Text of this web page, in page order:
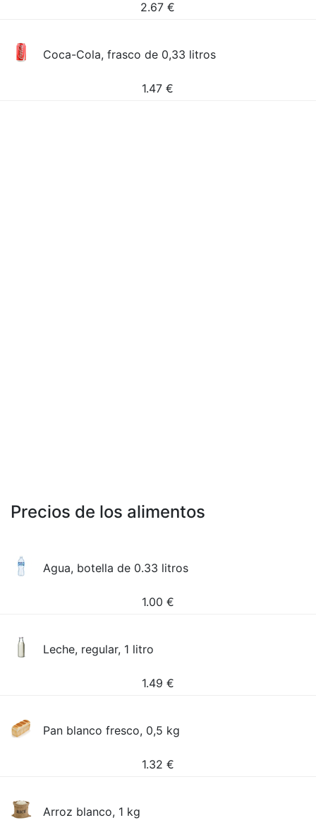
2.67 €
Coca-Cola, frasco de 0,33 litros
1.47 €
Precios de los alimentos
Agua, botella de 0.33 litros
1.00 €
Leche, regular, 1 litro
1.49 €
Pan blanco fresco, 0,5 kg
1.32 €
Arroz blanco, 1 kg